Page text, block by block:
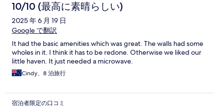
10/10 (最高に素晴らしい)
2025 年 6 月 19 日
Google で翻訳
It had the basic amenities which was great. The walls had some
wholes in it. I think it has to be redone. Otherwise we liked our
little haven. It just needed a microwave.
Cindy、8 泊旅行
宿泊者限定の口コミ